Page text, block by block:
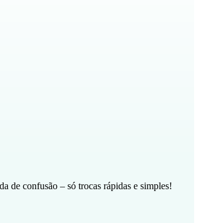
de confusão – só trocas rápidas e simples!